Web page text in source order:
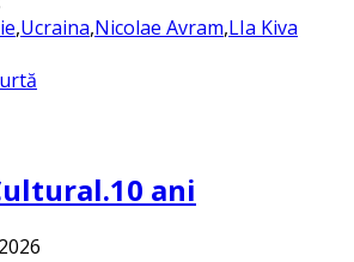
,Ucraina,Nicolae Avram,LIa Kiva
ani